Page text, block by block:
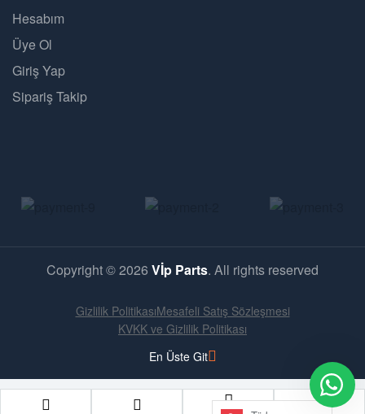
Hesabım
Üye Ol
Giriş Yap
Sipariş Takip
Copyright © 2026 Vİp Parts. All rights reserved
En Üste Git
Gizlilik PolitikasıMesafeli Satış Sözleşmesi
KVKK ve Gizlilik Politikası